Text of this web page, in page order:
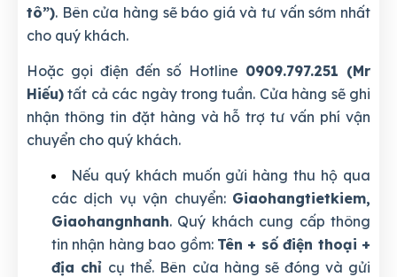
tô”). Bên cửa hàng sẽ báo giá và tư vấn sớm nhất
cho quý khách.
Hoặc gọi điện đến số Hotline 0909.797.251 (Mr
Hiếu) tất cả các ngày trong tuần. Cửa hàng sẽ ghi
nhận thông tin đặt hàng và hỗ trợ tư vấn phí vận
chuyển cho quý khách.
Nếu quý khách muốn gửi hàng thu hộ qua
các dịch vụ vận chuyển: Giaohangtietkiem,
Giaohangnhanh. Quý khách cung cấp thông
tin nhận hàng bao gồm: Tên + số điện thoại +
địa chỉ cụ thể. Bên cửa hàng sẽ đóng và gửi